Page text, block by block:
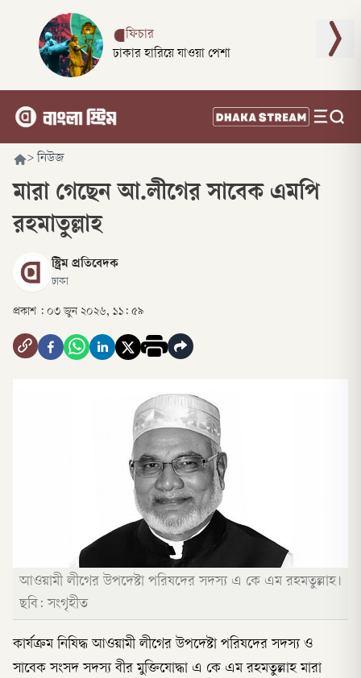
ফিচার
ঢাকার হারিয়ে যাওয়া পেশা
> নিউজ
মারা গেছেন আ.লীগের সাবেক এমপি
রহমাতুল্লাহ
স্ট্রিম প্রতিবেদক
ঢাকা
প্রকাশ : ০৩ জুন ২০২৬, ১১: ৫৯
আওয়ামী লীগের উপদেষ্টা পরিষদের সদস্য এ কে এম রহমতুল্লাহ।
ছবি: সংগৃহীত
কার্যক্রম নিষিদ্ধ আওয়ামী লীগের উপদেষ্টা পরিষদের সদস্য ও
সাবেক সংসদ সদস্য বীর মুক্তিযোদ্ধা এ কে এম রহমতুল্লাহ মারা